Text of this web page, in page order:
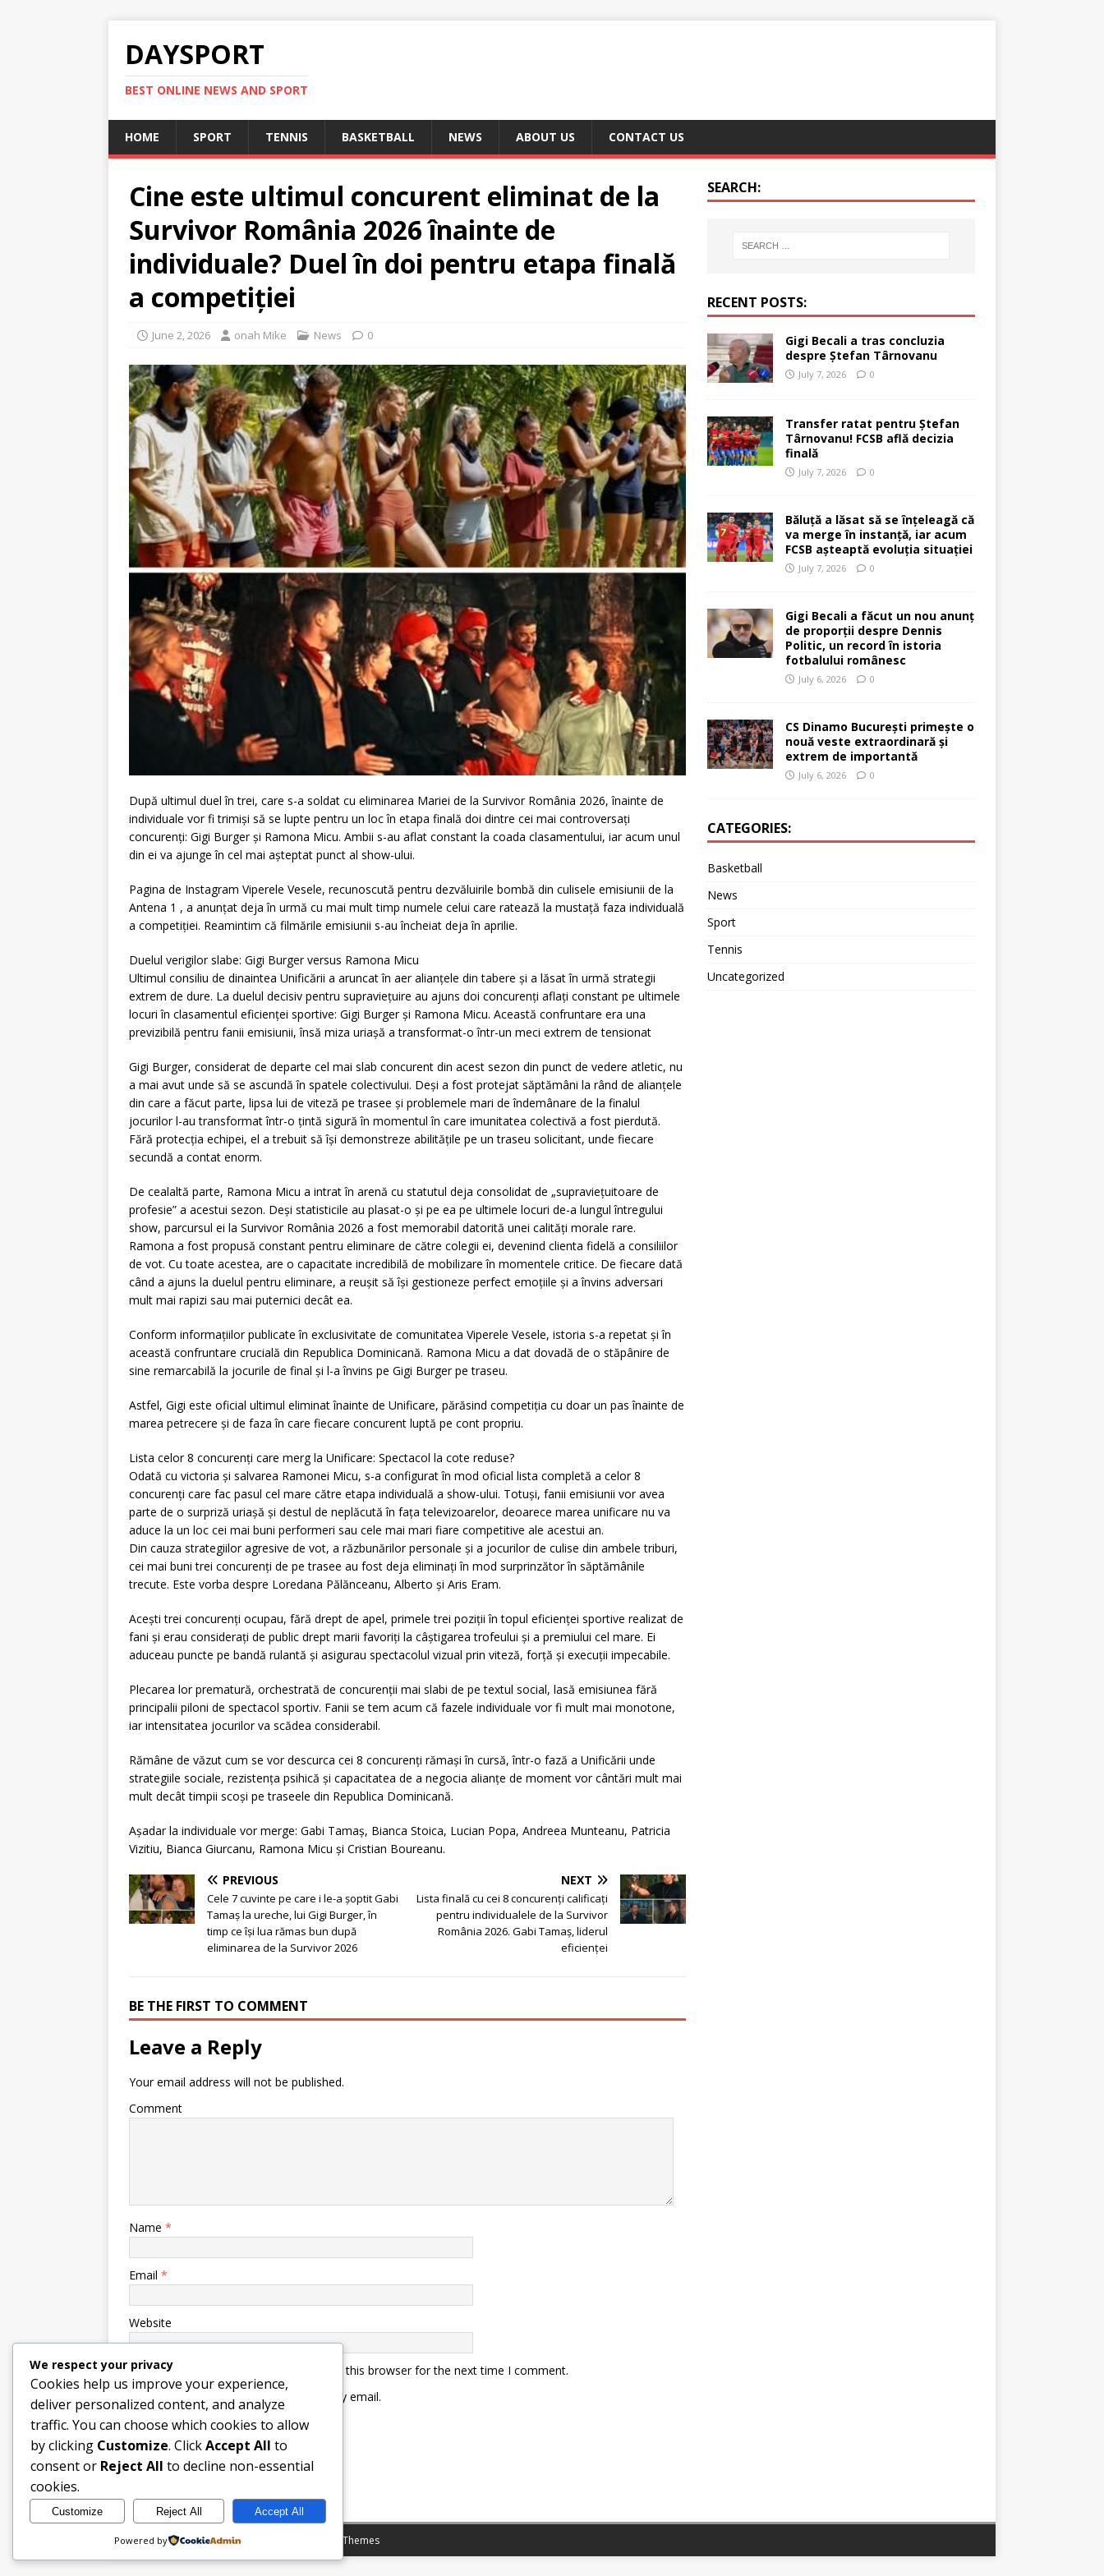
DAYSPORT
BEST ONLINE NEWS AND SPORT
HOME SPORT TENNIS BASKETBALL NEWS ABOUT US CONTACT US
Cine este ultimul concurent eliminat de la
Survivor România 2026 înainte de
individuale? Duel în doi pentru etapa finală
a competiției
June 2, 2026 onah Mike News 0
După ultimul duel în trei, care s-a soldat cu eliminarea Mariei de la Survivor România 2026, înainte de
individuale vor fi trimiși să se lupte pentru un loc în etapa finală doi dintre cei mai controversați
concurenți: Gigi Burger și Ramona Micu. Ambii s-au aflat constant la coada clasamentului, iar acum unul
din ei va ajunge în cel mai așteptat punct al show-ului.
Pagina de Instagram Viperele Vesele, recunoscută pentru dezvăluirile bombă din culisele emisiunii de la
Antena 1 , a anunțat deja în urmă cu mai mult timp numele celui care ratează la mustață faza individuală
a competiției. Reamintim că filmările emisiunii s-au încheiat deja în aprilie.
Duelul verigilor slabe: Gigi Burger versus Ramona Micu
Ultimul consiliu de dinaintea Unificării a aruncat în aer alianțele din tabere și a lăsat în urmă strategii
extrem de dure. La duelul decisiv pentru supraviețuire au ajuns doi concurenți aflați constant pe ultimele
locuri în clasamentul eficienței sportive: Gigi Burger și Ramona Micu. Această confruntare era una
previzibilă pentru fanii emisiunii, însă miza uriașă a transformat-o într-un meci extrem de tensionat
Gigi Burger, considerat de departe cel mai slab concurent din acest sezon din punct de vedere atletic, nu
a mai avut unde să se ascundă în spatele colectivului. Deși a fost protejat săptămâni la rând de alianțele
din care a făcut parte, lipsa lui de viteză pe trasee și problemele mari de îndemânare de la finalul
jocurilor l-au transformat într-o țintă sigură în momentul în care imunitatea colectivă a fost pierdută.
Fără protecția echipei, el a trebuit să își demonstreze abilitățile pe un traseu solicitant, unde fiecare
secundă a contat enorm.
De cealaltă parte, Ramona Micu a intrat în arenă cu statutul deja consolidat de „supraviețuitoare de
profesie” a acestui sezon. Deși statisticile au plasat-o și pe ea pe ultimele locuri de-a lungul întregului
show, parcursul ei la Survivor România 2026 a fost memorabil datorită unei calități morale rare.
Ramona a fost propusă constant pentru eliminare de către colegii ei, devenind clienta fidelă a consiliilor
de vot. Cu toate acestea, are o capacitate incredibilă de mobilizare în momentele critice. De fiecare dată
când a ajuns la duelul pentru eliminare, a reușit să își gestioneze perfect emoțiile și a învins adversari
mult mai rapizi sau mai puternici decât ea.
Conform informațiilor publicate în exclusivitate de comunitatea Viperele Vesele, istoria s-a repetat și în
această confruntare crucială din Republica Dominicană. Ramona Micu a dat dovadă de o stăpânire de
sine remarcabilă la jocurile de final și l-a învins pe Gigi Burger pe traseu.
Astfel, Gigi este oficial ultimul eliminat înainte de Unificare, părăsind competiția cu doar un pas înainte de
marea petrecere și de faza în care fiecare concurent luptă pe cont propriu.
Lista celor 8 concurenți care merg la Unificare: Spectacol la cote reduse?
Odată cu victoria și salvarea Ramonei Micu, s-a configurat în mod oficial lista completă a celor 8
concurenți care fac pasul cel mare către etapa individuală a show-ului. Totuși, fanii emisiunii vor avea
parte de o surpriză uriașă și destul de neplăcută în fața televizoarelor, deoarece marea unificare nu va
aduce la un loc cei mai buni performeri sau cele mai mari fiare competitive ale acestui an.
Din cauza strategiilor agresive de vot, a răzbunărilor personale și a jocurilor de culise din ambele triburi,
cei mai buni trei concurenți de pe trasee au fost deja eliminați în mod surprinzător în săptămânile
trecute. Este vorba despre Loredana Pălănceanu, Alberto și Aris Eram.
Acești trei concurenți ocupau, fără drept de apel, primele trei poziții în topul eficienței sportive realizat de
fani și erau considerați de public drept marii favoriți la câștigarea trofeului și a premiului cel mare. Ei
aduceau puncte pe bandă rulantă și asigurau spectacolul vizual prin viteză, forță și execuții impecabile.
Plecarea lor prematură, orchestrată de concurenții mai slabi de pe textul social, lasă emisiunea fără
principalii piloni de spectacol sportiv. Fanii se tem acum că fazele individuale vor fi mult mai monotone,
iar intensitatea jocurilor va scădea considerabil.
Rămâne de văzut cum se vor descurca cei 8 concurenți rămași în cursă, într-o fază a Unificării unde
strategiile sociale, rezistența psihică și capacitatea de a negocia alianțe de moment vor cântări mult mai
mult decât timpii scoși pe traseele din Republica Dominicană.
Așadar la individuale vor merge: Gabi Tamaș, Bianca Stoica, Lucian Popa, Andreea Munteanu, Patricia
Vizitiu, Bianca Giurcanu, Ramona Micu și Cristian Boureanu.
PREVIOUS
Cele 7 cuvinte pe care i le-a șoptit Gabi
Tamaș la ureche, lui Gigi Burger, în
timp ce își lua rămas bun după
eliminarea de la Survivor 2026
NEXT
Lista finală cu cei 8 concurenți calificați
pentru individualele de la Survivor
România 2026. Gabi Tamaș, liderul
eficienței
BE THE FIRST TO COMMENT
Leave a Reply
Your email address will not be published.
Comment
Name *
Email *
Website
Save my name, email, and website in this browser for the next time I comment.
Notify me of follow-up comments by email.
Notify me of new posts by email.
SEARCH:
RECENT POSTS:
Gigi Becali a tras concluzia
despre Ștefan Târnovanu
July 7, 2026 0
Transfer ratat pentru Ștefan
Târnovanu! FCSB află decizia
finală
July 7, 2026 0
Băluță a lăsat să se înțeleagă că
va merge în instanță, iar acum
FCSB așteaptă evoluția situației
July 7, 2026 0
Gigi Becali a făcut un nou anunț
de proporții despre Dennis
Politic, un record în istoria
fotbalului românesc
July 6, 2026 0
CS Dinamo București primește o
nouă veste extraordinară și
extrem de importantă
July 6, 2026 0
CATEGORIES:
Basketball
News
Sport
Tennis
Uncategorized
Copyright © 2026 | WordPress Theme by MH Themes
We respect your privacy
Cookies help us improve your experience,
deliver personalized content, and analyze
traffic. You can choose which cookies to allow
by clicking Customize. ClickAccept All to
consent or Reject All to decline non-essential
cookies.
Customize Reject All Accept All
Powered by